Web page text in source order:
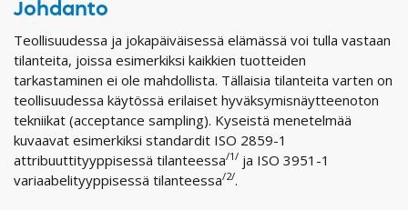
Johdanto
Teollisuudessa ja jokapäiväisessä elämässä voi tulla vastaan
tilanteita, joissa esimerkiksi kaikkien tuotteiden
tarkastaminen ei ole mahdollista. Tällaisia tilanteita varten on
teollisuudessa käytössä erilaiset hyväksymisnäytteenoton
tekniikat (acceptance sampling). Kyseistä menetelmää
kuvaavat esimerkiksi standardit ISO 2859-1
attribuuttityyppisessä tilanteessa/1/ ja ISO 3951-1
variaabelityyppisessä tilanteessa/2/.